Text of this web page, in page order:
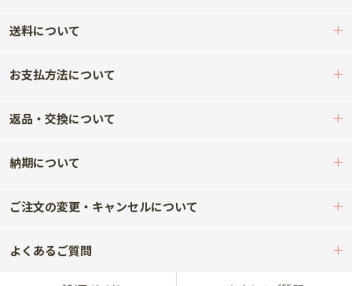
送料について
お支払方法について
返品・交換について
納期について
ご注文の変更・キャンセルについて
よくあるご質問